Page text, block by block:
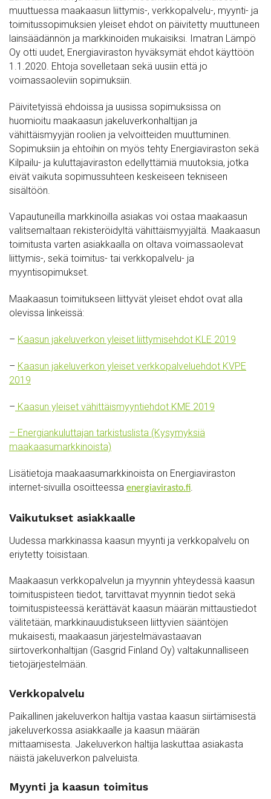
muuttuessa maakaasun liittymis-, verkkopalvelu-, myynti- ja
toimitussopimuksien yleiset ehdot on päivitetty muuttuneen
lainsäädännön ja markkinoiden mukaisiksi. Imatran Lämpö
Oy otti uudet, Energiaviraston hyväksymät ehdot käyttöön
1.1.2020. Ehtoja sovelletaan sekä uusiin että jo
voimassaoleviin sopimuksiin.
Päivitetyissä ehdoissa ja uusissa sopimuksissa on
huomioitu maakaasun jakeluverkonhaltijan ja
vähittäismyyjän roolien ja velvoitteiden muuttuminen.
Sopimuksiin ja ehtoihin on myös tehty Energiaviraston sekä
Kilpailu- ja kuluttajaviraston edellyttämiä muutoksia, jotka
eivät vaikuta sopimussuhteen keskeiseen tekniseen
sisältöön.
Vapautuneilla markkinoilla asiakas voi ostaa maakaasun
valitsemaltaan rekisteröidyltä vähittäismyyjältä. Maakaasun
toimitusta varten asiakkaalla on oltava voimassaolevat
liittymis-, sekä toimitus- tai verkkopalvelu- ja
myyntisopimukset.
Maakaasun toimitukseen liittyvät yleiset ehdot ovat alla
olevissa linkeissä:
– Kaasun jakeluverkon yleiset liittymisehdot KLE 2019
– Kaasun jakeluverkon yleiset verkkopalveluehdot KVPE
2019
– Kaasun yleiset vähittäismyyntiehdot KME 2019
– Energiankuluttajan tarkistuslista (Kysymyksiä
maakaasumarkkinoista)
Lisätietoja maakaasumarkkinoista on Energiaviraston
internet-sivuilla osoitteessa energiavirasto.fi.
Vaikutukset asiakkaalle
Uudessa markkinassa kaasun myynti ja verkkopalvelu on
eriytetty toisistaan.
Maakaasun verkkopalvelun ja myynnin yhteydessä kaasun
toimituspisteen tiedot, tarvittavat myynnin tiedot sekä
toimituspisteessä kerättävät kaasun määrän mittaustiedot
välitetään, markkinauudistukseen liittyvien sääntöjen
mukaisesti, maakaasun järjestelmävastaavan
siirtoverkonhaltijan (Gasgrid Finland Oy) valtakunnalliseen
tietojärjestelmään.
Verkkopalvelu
Paikallinen jakeluverkon haltija vastaa kaasun siirtämisestä
jakeluverkossa asiakkaalle ja kaasun määrän
mittaamisesta. Jakeluverkon haltija laskuttaa asiakasta
näistä jakeluverkon palveluista.
Myynti ja kaasun toimitus